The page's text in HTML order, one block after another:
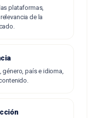
plataformas,
de la
país e idioma,